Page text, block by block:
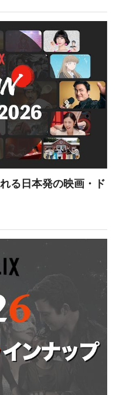
る日本発の映画・ド